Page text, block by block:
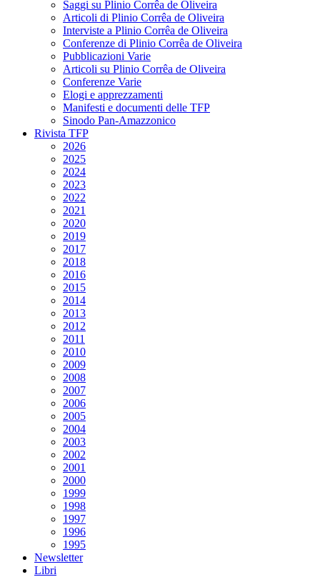
Saggi su Plinio Corrêa de Oliveira
Articoli di Plinio Corrêa de Oliveira
Interviste a Plinio Corrêa de Oliveira
Conferenze di Plinio Corrêa de Oliveira
Pubblicazioni Varie
Articoli su Plinio Corrêa de Oliveira
Conferenze Varie
Elogi e apprezzamenti
Manifesti e documenti delle TFP
Sinodo Pan-Amazzonico
Rivista TFP
2026
2025
2024
2023
2022
2021
2020
2019
2017
2018
2016
2015
2014
2013
2012
2011
2010
2009
2008
2007
2006
2005
2004
2003
2002
2001
2000
1999
1998
1997
1996
1995
Newsletter
Libri